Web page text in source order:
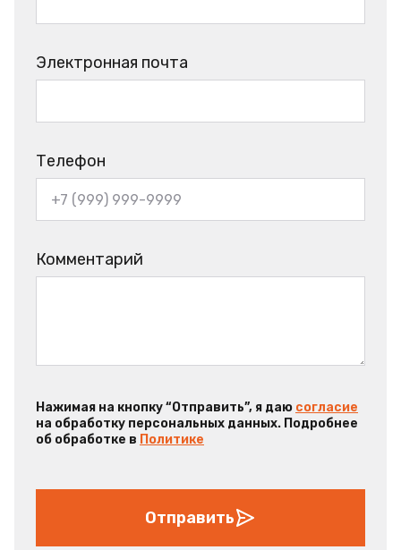
Электронная почта
Телефон
Комментарий
Нажимая на кнопку “Отправить”, я даю согласие
на обработку персональных данных. Подробнее
об обработке в Политике
Отправить